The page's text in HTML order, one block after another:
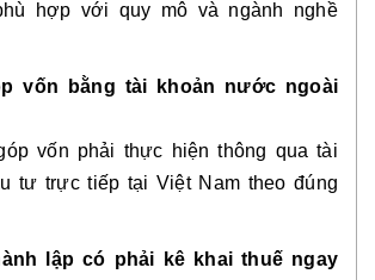
hợp với quy mô và ngành nghề
vốn bằng tài khoản nước ngoài
vốn phải thực hiện thông qua tài
tư trực tiếp tại Việt Nam theo đúng
lập có phải kê khai thuế ngay